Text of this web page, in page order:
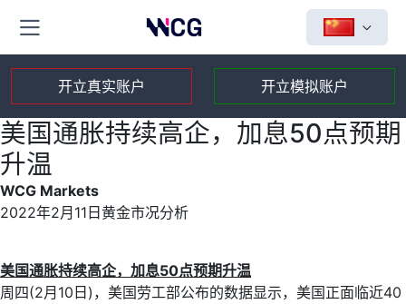
开立真实账户 开立模拟账户
美国通胀持续高企，加息50点预期
升温
WCG Markets
2022年2月11日黄金市况分析
美国通胀持续高企，加息50点预期升温
周四(2月10日)，美国劳工部公布的数据显示，美国正面临近40